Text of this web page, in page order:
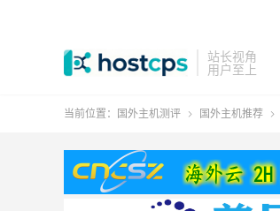
站长视角
用户至上
当前位置： 国外主机测评  国外主机推荐 